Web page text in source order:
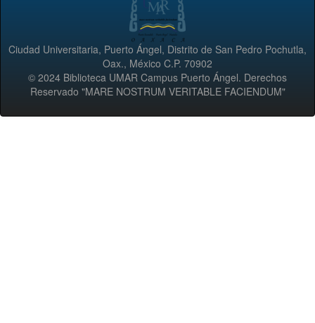
Ciudad Universitaria, Puerto Ángel, Distrito de San Pedro Pochutla,
Oax., México C.P. 70902
© 2024 Biblioteca UMAR Campus Puerto Ángel. Derechos
Reservado "MARE NOSTRUM VERITABLE FACIENDUM"